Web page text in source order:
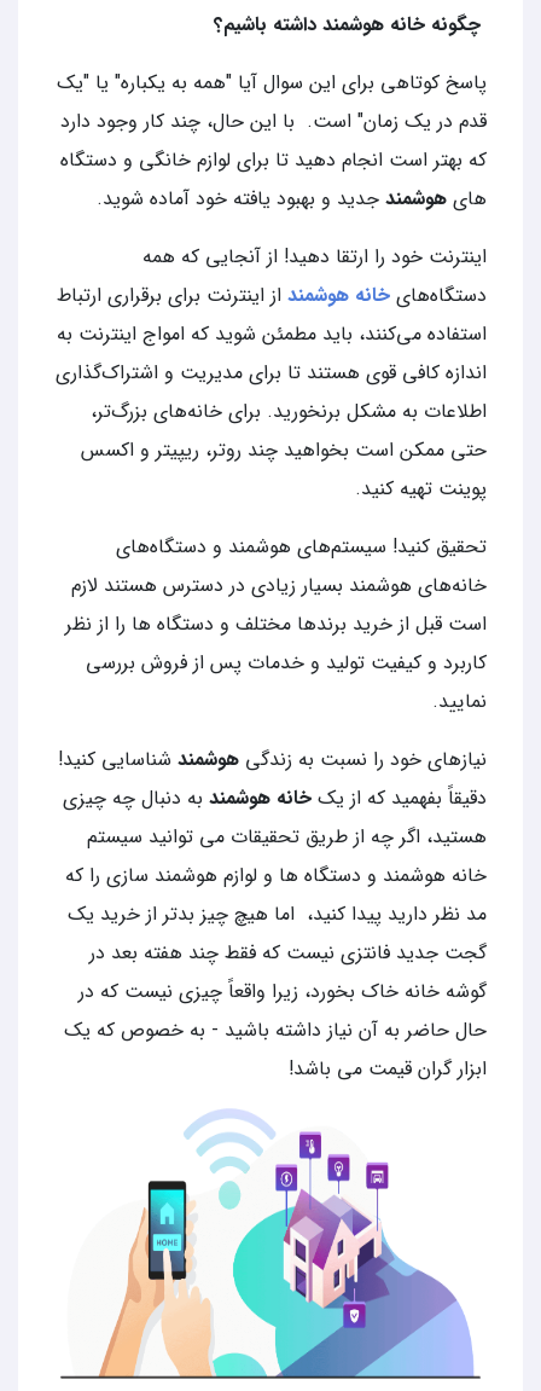
چگونه خانه هوشمند داشته باشیم؟
پاسخ کوتاهی برای این سوال آیا "همه به یکباره" یا "یک
قدم در یک زمان" است. با این حال، چند کار وجود دارد
که بهتر است انجام دهید تا برای لوازم خانگی و دستگاه
های هوشمند جدید و بهبود یافته خود آماده شوید.
اینترنت خود را ارتقا دهید! از آنجایی که همه
دستگاه‌های خانه هوشمند از اینترنت برای برقراری ارتباط
استفاده می‌کنند، باید مطمئن شوید که امواج اینترنت به
اندازه کافی قوی هستند تا برای مدیریت و اشتراک‌گذاری
اطلاعات به مشکل برنخورید. برای خانه‌های بزرگ‌تر،
حتی ممکن است بخواهید چند روتر، ریپیتر و اکسس
پوینت تهیه کنید.
تحقیق کنید! سیستم‌های هوشمند و دستگاه‌های
خانه‌های هوشمند بسیار زیادی در دسترس هستند لازم
است قبل از خرید برندها مختلف و دستگاه ها را از نظر
کاربرد و کیفیت تولید و خدمات پس از فروش بررسی
نمایید.
نیازهای خود را نسبت به زندگی هوشمند شناسایی کنید!
دقیقاً بفهمید که از یک خانه هوشمند به دنبال چه چیزی
هستید، اگر چه از طریق تحقیقات می توانید سیستم
خانه هوشمند و دستگاه ها و لوازم هوشمند سازی را که
مد نظر دارید پیدا کنید، اما هیچ چیز بدتر از خرید یک
گجت جدید فانتزی نیست که فقط چند هفته بعد در
گوشه خانه خاک بخورد، زیرا واقعاً چیزی نیست که در
حال حاضر به آن نیاز داشته باشید - به خصوص که یک
ابزار گران قیمت می باشد!